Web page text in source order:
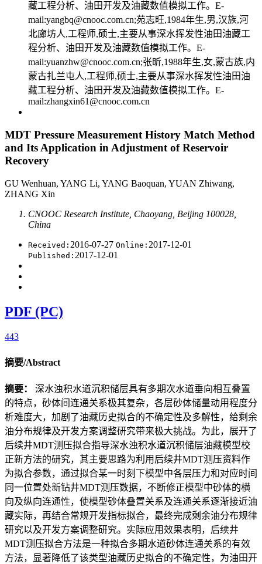
藏工程分析、油田开发及油藏数值模拟工作。E-
mail:yangbq@cnooc.com.cn;苑志旺,1984年生,男,汉族,河
北廊坊人,工程师,硕士,主要从事深水挥发性油田油藏工
程分析、油田开发及油藏数值模拟工作。E-
mail:yuanzhw@cnooc.com.cn;张昕,1988年生,女,蒙古族,内
蒙古扎兰屯人,工程师,硕士,主要从事深水挥发性油田油
藏工程分析、油田开发及油藏数值模拟工作。E-
mail:zhangxin61@cnooc.com.cn
MDT Pressure Measurement History Match Method
and Its Application in Adjustment of Reservoir
Recovery
GU Wenhuan, YANG Li, YANG Baoquan, YUAN Zhiwang,
ZHANG Xin
CNOOC Research Institute, Chaoyang, Beijing 100028,
China
Received: 2016-07-27 Online: 2017-12-01
Published: 2017-12-01
PDF (PC)
443
摘要/Abstract
摘要： 深水浊积水道沉积储层具有多期次水道垂向相互叠置
的特点，砂体间连通关系极其复杂，各层砂体储量动用程度分
析难度大，加剧了油藏历史拟合的不确定性及多解性，给剩余
油分布规律及开发方案调整研究带来极大挑战。为此，展开了
后续井MDT测压拟合指导深水浊积水道沉积储层油藏模型校
正新方法的研究，其主要思路为利用后续井MDT测压资料作
为拟合参数，通过拟合某一时刻下模型中各层压力和对应时间
同一位置处新钻井MDT测压数据，不断修正模型中砂体的横
向及纵向连通性，使模型砂体叠置关系及连通关系逐渐接近油
藏实际，再结合常规开发指标拟合，最终完成剩余油分布规律
研究以及开发方案调整研究。实际应用效果表明，后续井
MDT测压拟合方法是一种拟合多期水道砂体连通关系的有效
方法，显著降低了该类型油藏历史拟合的不确定性，为油田开